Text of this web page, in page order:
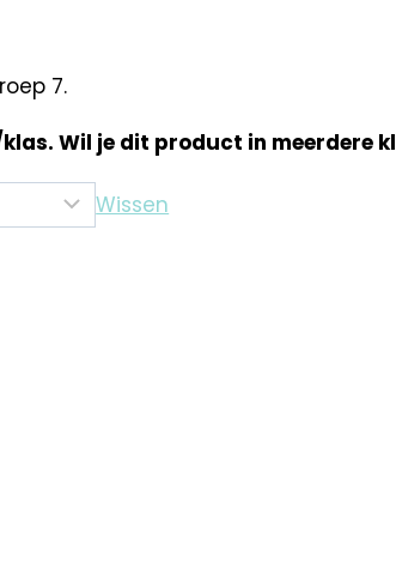
7.
Wil je dit product in meerdere
Wissen